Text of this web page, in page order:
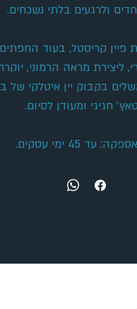
ולרגעים בלתי נשכחים.
קריסטל, בעוד
ליצירת מראה הרמוני,
בקבוק יין איטלקי של
חגיגי ומעודן לסיום.
עד 45 ימי עסקים.